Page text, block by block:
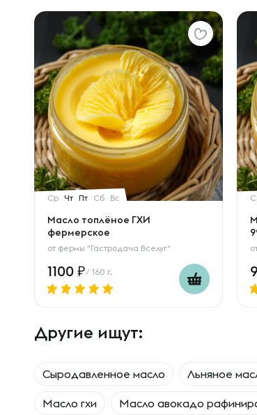
Ср Чт Пт Сб Вс
Масло топлёное ГХИ
фермерское
от фермы "Гастродача Вселуг"
1100 / 160 г.
Другие ищут:
Сыродавленное масло Льняное
Масло гхи Масло авокадо